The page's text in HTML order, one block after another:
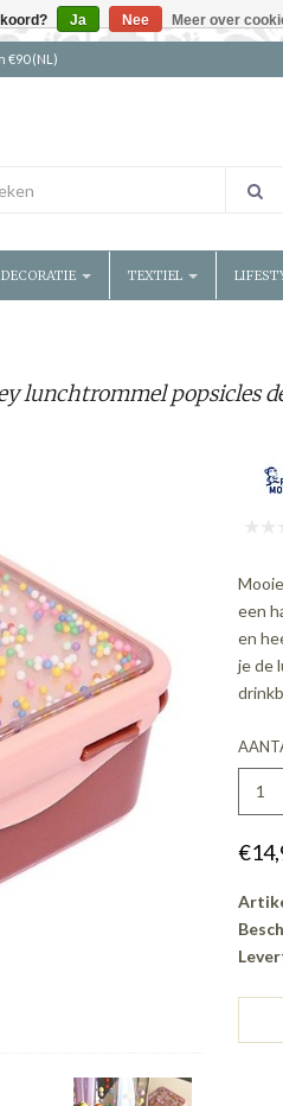
€90 (NL)
DECORATIE TEXTIEL
lunchtrommel popsicles
een
en
je de
Ja Nee Meer over